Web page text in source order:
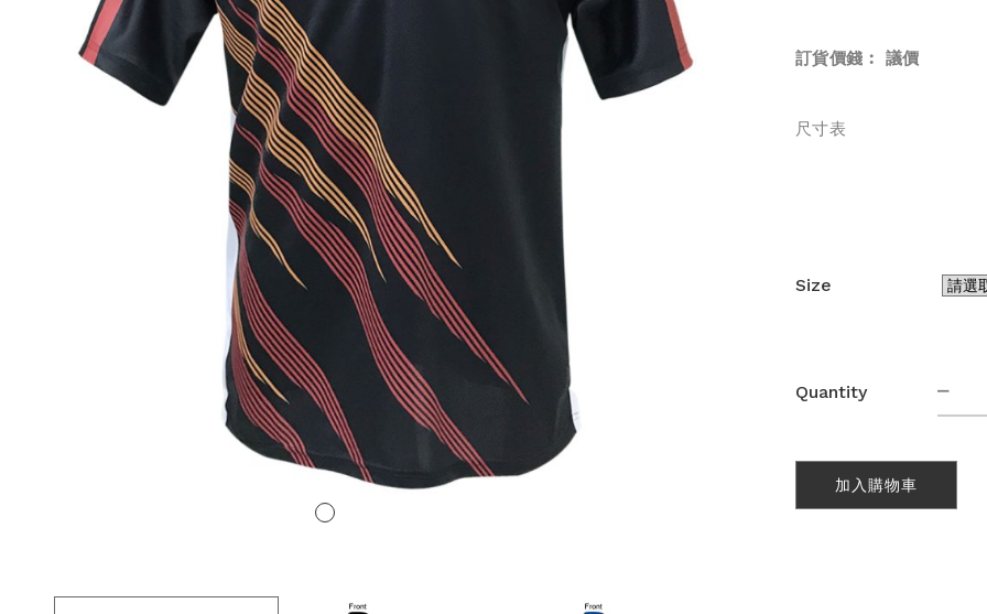
訂貨價錢︰ 議價
尺寸表
Size
Quantity
熱
昇
竹
牛
加入購物車